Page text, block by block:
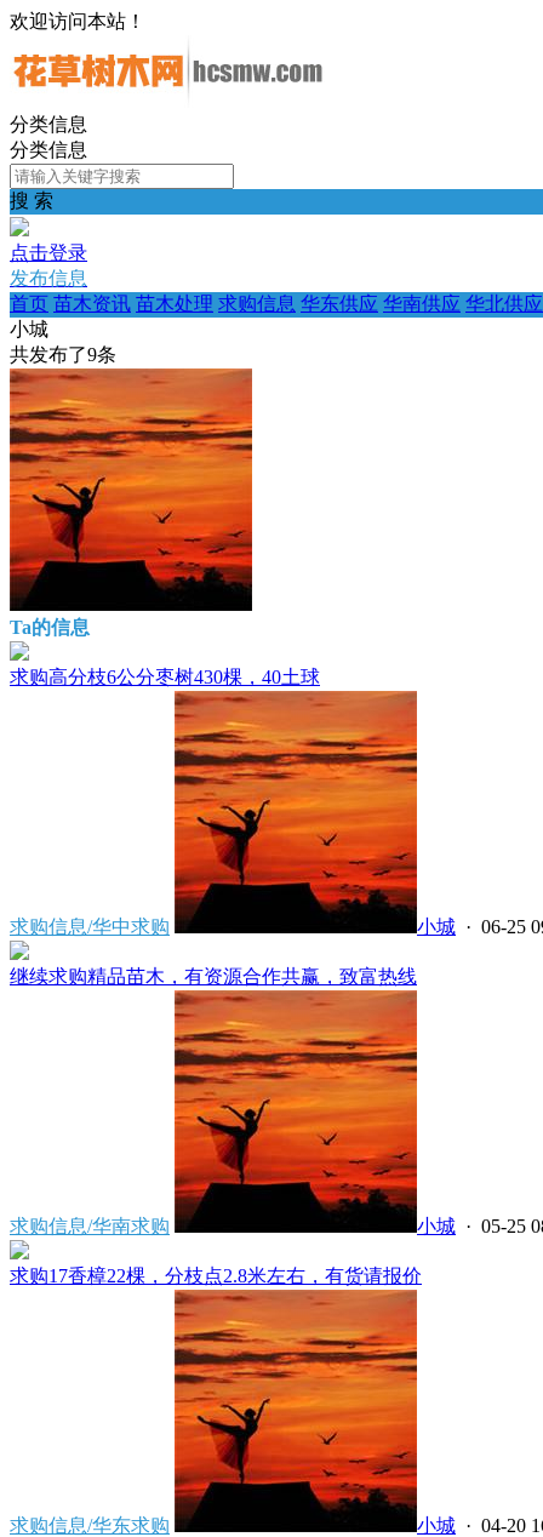
欢迎访问本站！
分类信息
分类信息
搜 索
点击登录
发布信息
首页 苗木资讯 苗木处理 求购信息 华东供应 华南供应 华北供应
小城
共发布了9条
Ta的信息
求购高分枝6公分枣树430棵，40土球
求购信息/华中求购 小城 · 06-25
继续求购精品苗木，有资源合作共赢，致富热线
求购信息/华南求购 小城 · 05-25
求购17香樟22棵，分枝点2.8米左右，有货请报价
求购信息/华东求购 小城 · 04-20